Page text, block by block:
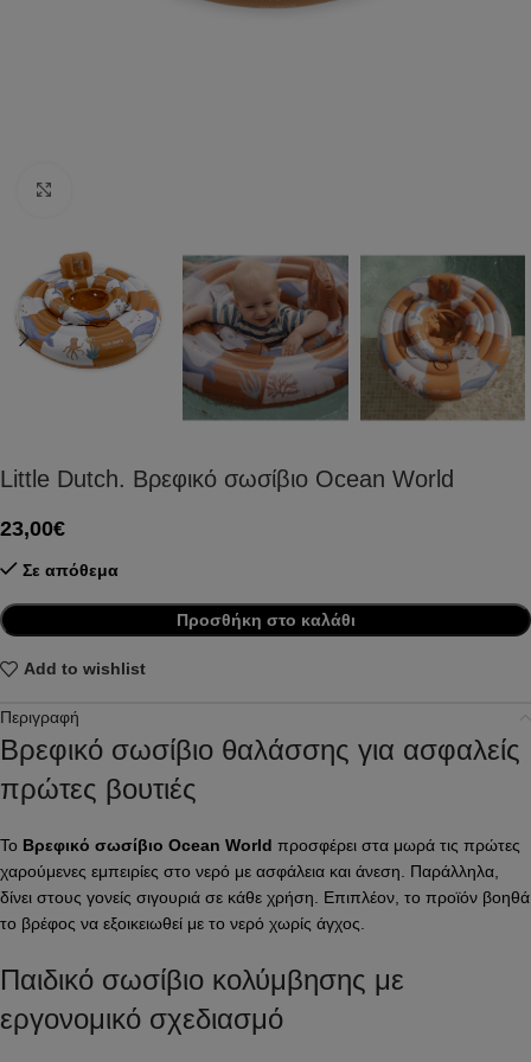
Little Dutch. Βρεφικό σωσίβιο Ocean World
23,00€
Σε απόθεμα
Προσθήκη στο καλάθι
Add to wishlist
Περιγραφή
Βρεφικό σωσίβιο θαλάσσης για ασφαλείς
πρώτες βουτιές
Το Βρεφικό σωσίβιο Ocean World προσφέρει στα μωρά τις πρώτες
χαρούμενες εμπειρίες στο νερό με ασφάλεια και άνεση. Παράλληλα,
δίνει στους γονείς σιγουριά σε κάθε χρήση. Επιπλέον, το προϊόν βοηθά
το βρέφος να εξοικειωθεί με το νερό χωρίς άγχος.
Παιδικό σωσίβιο κολύμβησης με
εργονομικό σχεδιασμό